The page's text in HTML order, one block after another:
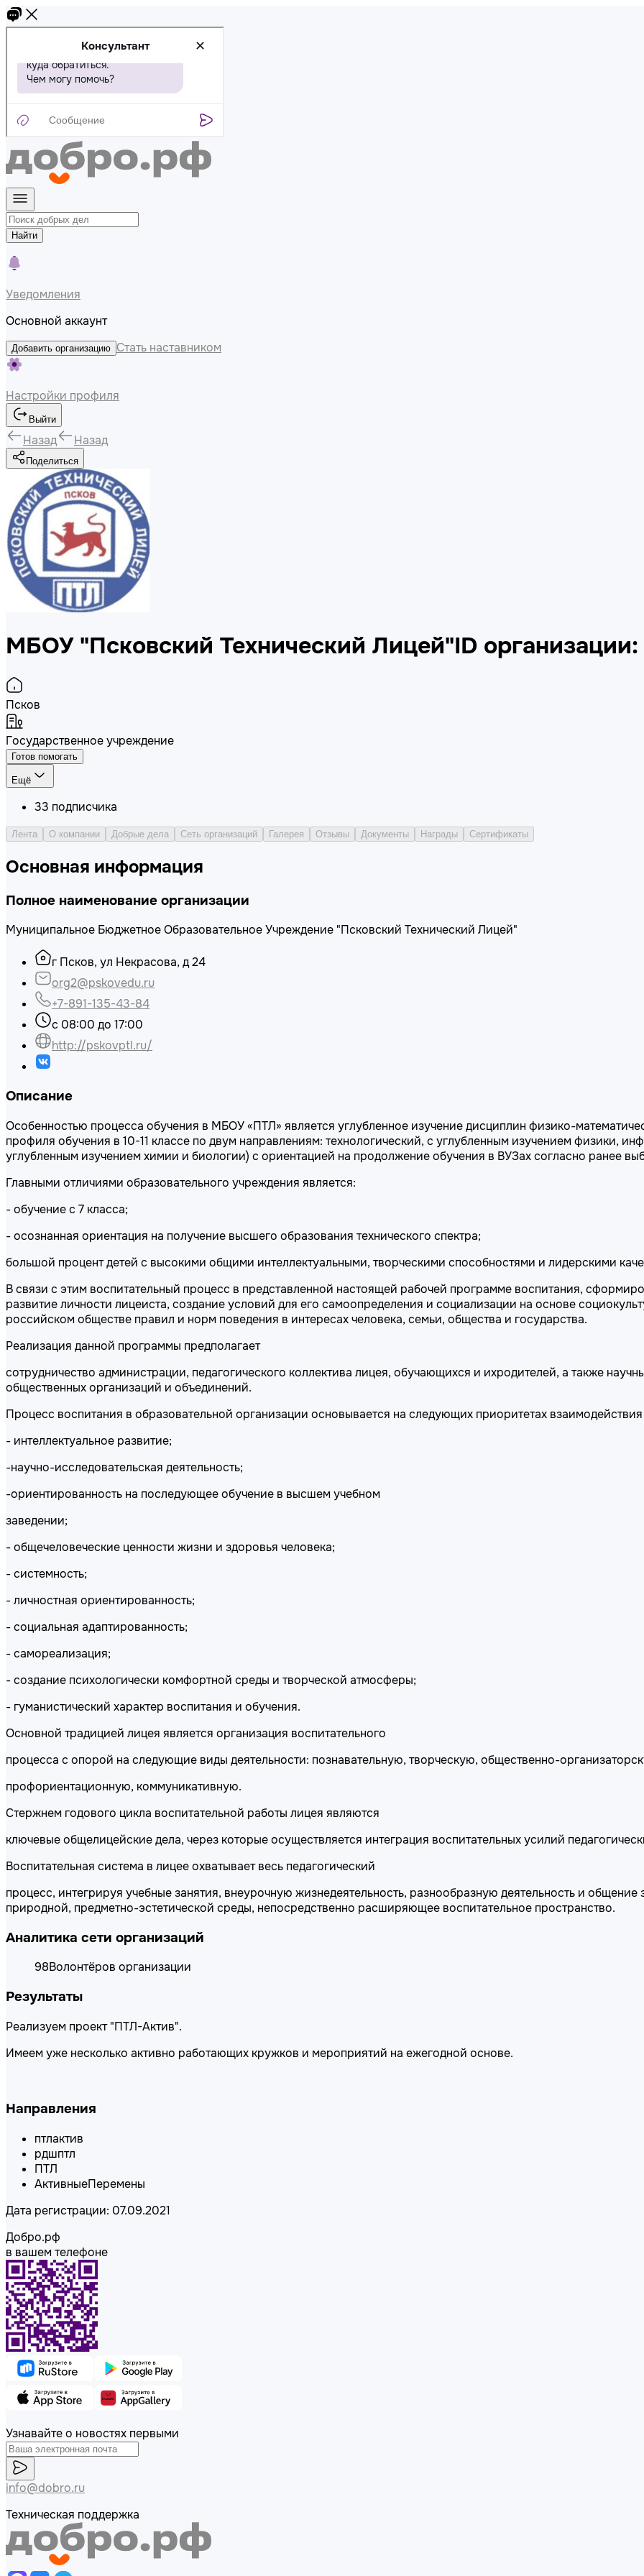
Найти
Уведомления
Основной аккаунт
Добавить организацию Стать наставником
Настройки профиля
Выйти
Назад Назад
Поделиться
МБОУ "Псковский Технический Лицей"ID организации:
Псков
Государственное учреждение
Готов помогать
Ещё
33 подписчика
Лента О компании Добрые дела Сеть организаций Галерея Отзывы Документы Награды Сертификаты
Основная информация
Полное наименование организации
Муниципальное Бюджетное Образовательное Учреждение "Псковский Технический Лицей"
г Псков, ул Некрасова, д 24
org2@pskovedu.ru
+7-891-135-43-84
с 08:00 до 17:00
http://pskovptl.ru/
Описание
Особенностью процесса обучения в МБОУ «ПТЛ» является углубленное изучение дисциплин физико-
профиля обучения в 10-11 классе по двум направлениям: технологический, с углубленным изучением физики,
углубленным изучением химии и биологии) с ориентацией на продолжение обучения в ВУЗах согласно ранее
Главными отличиями образовательного учреждения является:
- обучение с 7 класса;
- осознанная ориентация на получение высшего образования технического спектра;
большой процент детей с высокими общими интеллектуальными, творческими способностями и лидерскими
В связи с этим воспитательный процесс в представленной настоящей рабочей программе воспитания,
развитие личности лицеиста, создание условий для его самоопределения и социализации на основе
российском обществе правил и норм поведения в интересах человека, семьи, общества и государства.
Реализация данной программы предполагает
сотрудничество администрации, педагогического коллектива лицея, обучающихся и ихродителей, а также
общественных организаций и объединений.
Процесс воспитания в образовательной организации основывается на следующих приоритетах
- интеллектуальное развитие;
-научно-исследовательская деятельность;
-ориентированность на последующее обучение в высшем учебном
заведении;
- общечеловеческие ценности жизни и здоровья человека;
- системность;
- личностная ориентированность;
- социальная адаптированность;
- самореализация;
- создание психологически комфортной среды и творческой атмосферы;
- гуманистический характер воспитания и обучения.
Основной традицией лицея является организация воспитательного
процесса с опорой на следующие виды деятельности: познавательную, творческую, общественно-
профориентационную, коммуникативную.
Стержнем годового цикла воспитательной работы лицея являются
ключевые общелицейские дела, через которые осуществляется интеграция воспитательных усилий
Воспитательная система в лицее охватывает весь педагогический
процесс, интегрируя учебные занятия, внеурочную жизнедеятельность, разнообразную деятельность и
природной, предметно-эстетической среды, непосредственно расширяющее воспитательное пространство.
Аналитика сети организаций
98Волонтёров организации
Результаты
Реализуем проект "ПТЛ-Актив".
Имеем уже несколько активно работающих кружков и мероприятий на ежегодной основе.
Направления
птлактив
рдшптл
ПТЛ
АктивныеПеремены
Дата регистрации: 07.09.2021
Добро.рф
в вашем телефоне
Узнавайте о новостях первыми
info@dobro.ru
Техническая поддержка